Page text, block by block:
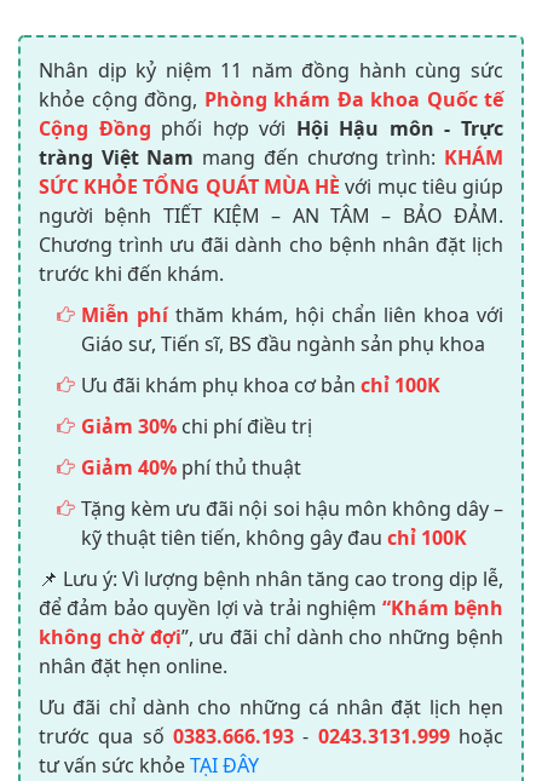
Nhân dịp kỷ niệm 11 năm đồng hành cùng sức
khỏe cộng đồng, Phòng khám Đa khoa Quốc tế
Cộng Đồng phối hợp với Hội Hậu môn - Trực
tràng Việt Nam mang đến chương trình: KHÁM
SỨC KHỎE TỔNG QUÁT MÙA HÈ với mục tiêu giúp
người bệnh TIẾT KIỆM – AN TÂM – BẢO ĐẢM.
Chương trình ưu đãi dành cho bệnh nhân đặt lịch
trước khi đến khám.
Miễn phíthăm khám, hội chẩn liên khoa với
Giáo sư, Tiến sĩ, BS đầu ngành sản phụ khoa
Ưu đãi khám phụ khoa cơ bản chỉ 100K
Giảm 30% chi phí điều trị
Giảm 40% phí thủ thuật
Tặng kèm ưu đãi nội soi hậu môn không dây –
kỹ thuật tiên tiến, không gây đau chỉ 100K
📌 Lưu ý: Vì lượng bệnh nhân tăng cao trong dịp lễ,
để đảm bảo quyền lợi và trải nghiệm “Khám bệnh
không chờ đợi”, ưu đãi chỉ dành cho những bệnh
nhân đặt hẹn online.
Ưu đãi chỉ dành cho những cá nhân đặt lịch hẹn
trước qua số 0383.666.193 - 0243.3131.999hoặc
tư vấn sức khỏeTẠI ĐÂY